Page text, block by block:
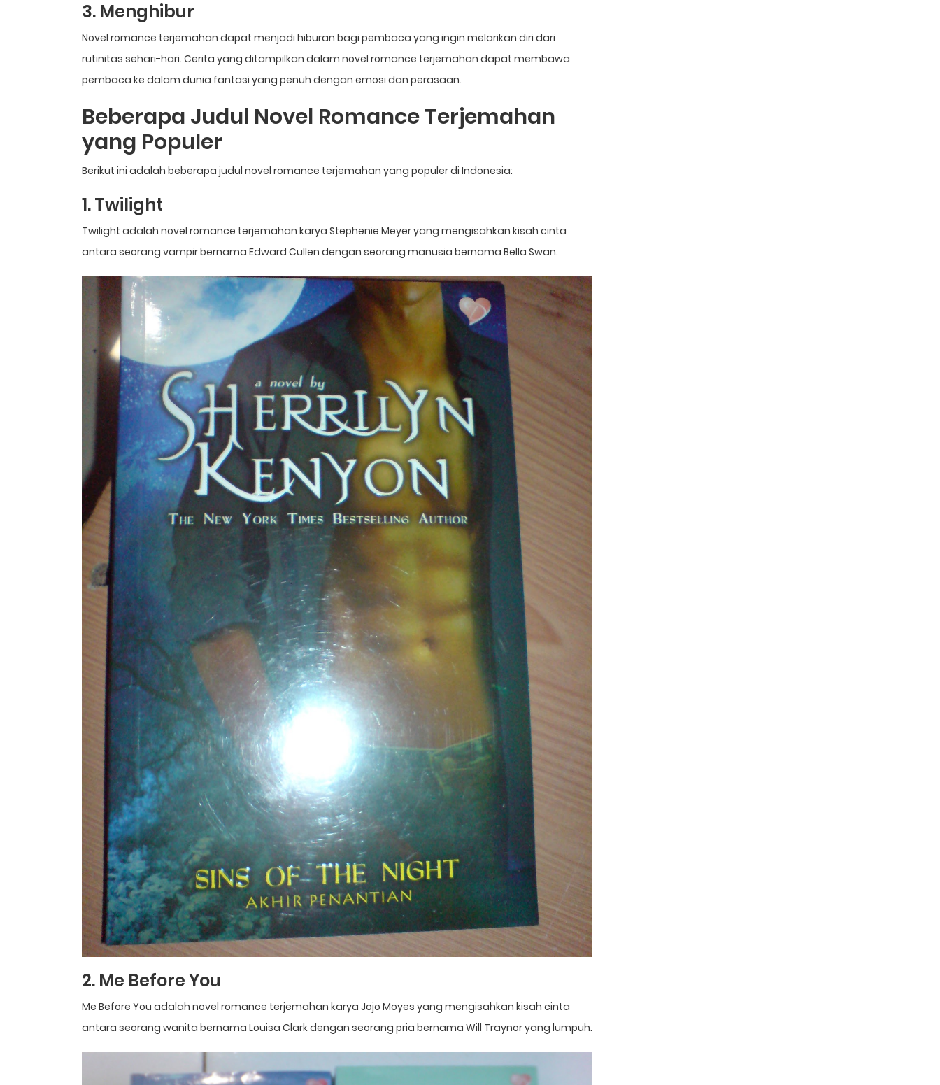
3. Menghibur
Novel romance terjemahan dapat menjadi hiburan bagi pembaca yang ingin melarikan diri dari
rutinitas sehari-hari. Cerita yang ditampilkan dalam novel romance terjemahan dapat membawa
pembaca ke dalam dunia fantasi yang penuh dengan emosi dan perasaan.
Beberapa Judul Novel Romance Terjemahan
yang Populer
Berikut ini adalah beberapa judul novel romance terjemahan yang populer di Indonesia:
1. Twilight
Twilight adalah novel romance terjemahan karya Stephenie Meyer yang mengisahkan kisah cinta
antara seorang vampir bernama Edward Cullen dengan seorang manusia bernama Bella Swan.
2. Me Before You
Me Before You adalah novel romance terjemahan karya Jojo Moyes yang mengisahkan kisah cinta
antara seorang wanita bernama Louisa Clark dengan seorang pria bernama Will Traynor yang lumpuh.